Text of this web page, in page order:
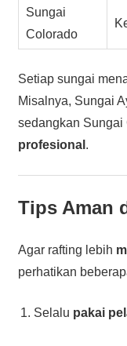
Sungai
Colorado
Setiap sungai
Misalnya, Sungai
sedangkan Sungai
profesional .
Tips Aman
Agar rafting lebih
perhatikan
Selalu pakai